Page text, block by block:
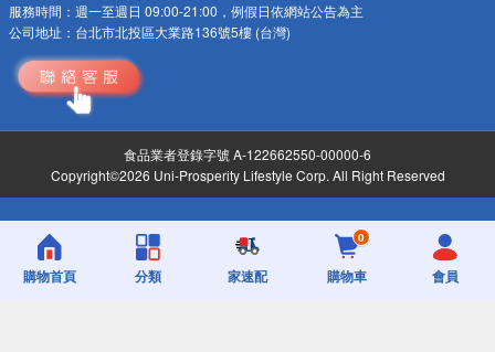
服務時間： 週一至週日 09:00-21:00，例假日依網站公告為主
公司地址： 台北市北投區大業路136號5樓 (台灣)
食品業者登錄字號 A-122662550-00000-6
Copyright©2026 Uni-Prosperity Lifestyle Corp. All Right Reserved
購物首頁 分類 家速配
0
購物車 會員